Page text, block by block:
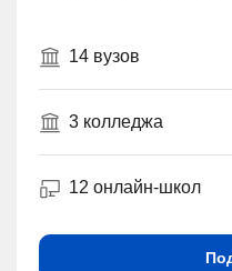
14 вузов
3 колледжа
12 онлайн-школ